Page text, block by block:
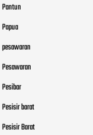
Pantun
Papua
pesawaran
Pesawaran
Pesibar
Pesisir barat
Pesisir Barat